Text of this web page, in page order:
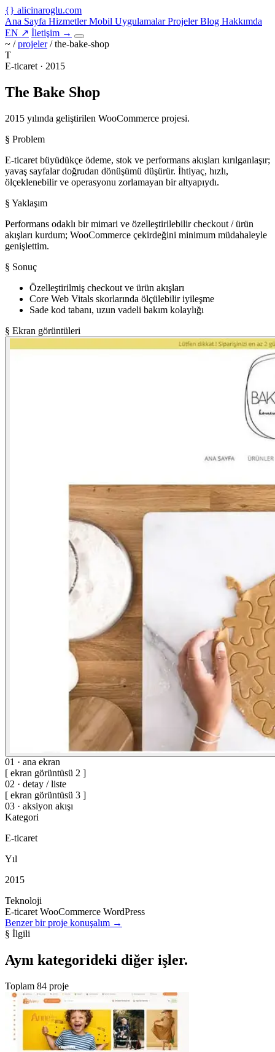
{} alicinaroglu.com
Ana Sayfa HizmetlerMobil UygulamalarProjelerBlog Hakkımda
EN ↗ İletişim →
~ /projeler/the-bake-shop
T
E-ticaret · 2015
The Bake Shop
2015 yılında geliştirilen WooCommerce projesi.
§ Problem
E-ticaret büyüdükçe ödeme, stok ve performans akışları kırılganlaşır;
yavaş sayfalar doğrudan dönüşümü düşürür. İhtiyaç, hızlı,
ölçeklenebilir ve operasyonu zorlamayan bir altyapıydı.
§ Yaklaşım
Performans odaklı bir mimari ve özelleştirilebilir checkout / ürün
akışları kurdum; WooCommerce çekirdeğini minimum müdahaleyle
genişlettim.
§ Sonuç
Özelleştirilmiş checkout ve ürün akışları
Core Web Vitals skorlarında ölçülebilir iyileşme
Sade kod tabanı, uzun vadeli bakım kolaylığı
§ Ekran görüntüleri
01 · ana ekran
[ ekran görüntüsü 2 ]
02 · detay / liste
[ ekran görüntüsü 3 ]
03 · aksiyon akışı
Kategori
E-ticaret
Yıl
2015
Teknoloji
E-ticaret WooCommerce WordPress
Benzer bir proje konuşalım →
§ İlgili
Aynı kategorideki diğer işler.
Toplam 84 proje